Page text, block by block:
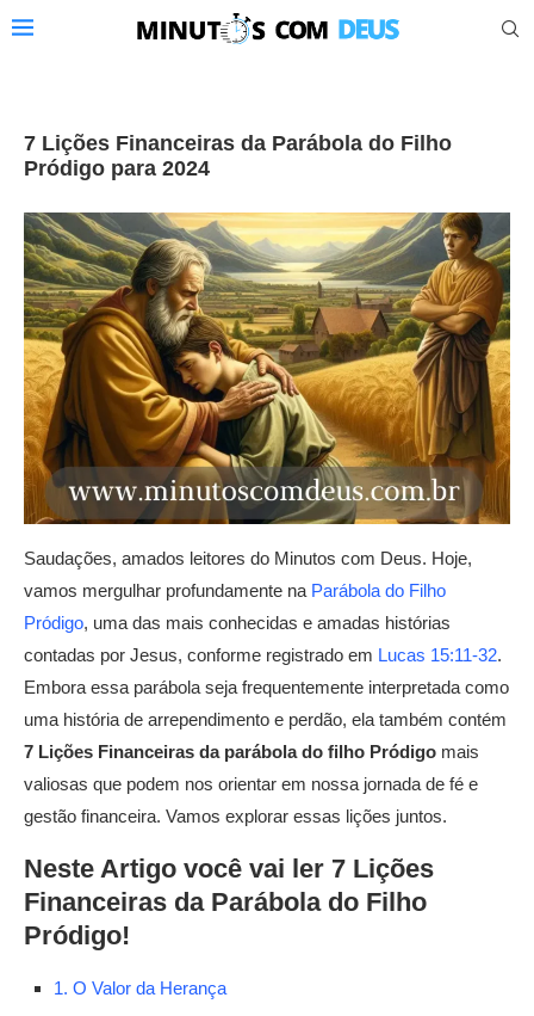
7 Lições Financeiras da Parábola do Filho
Pródigo para 2024
Saudações, amados leitores do Minutos com Deus. Hoje,
vamos mergulhar profundamente na Parábola do Filho
Pródigo, uma das mais conhecidas e amadas histórias
contadas por Jesus, conforme registrado em Lucas 15:11-32.
Embora essa parábola seja frequentemente interpretada como
uma história de arrependimento e perdão, ela também contém
7 Lições Financeiras da parábola do filho Pródigo mais
valiosas que podem nos orientar em nossa jornada de fé e
gestão financeira. Vamos explorar essas lições juntos.
Neste Artigo você vai ler 7 Lições
Financeiras da Parábola do Filho
Pródigo!
1. O Valor da Herança